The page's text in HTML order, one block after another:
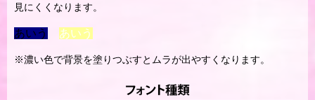
見にくくなります。
あいう あいう
※濃い色で背景を塗りつぶすとムラが出やすくなります。